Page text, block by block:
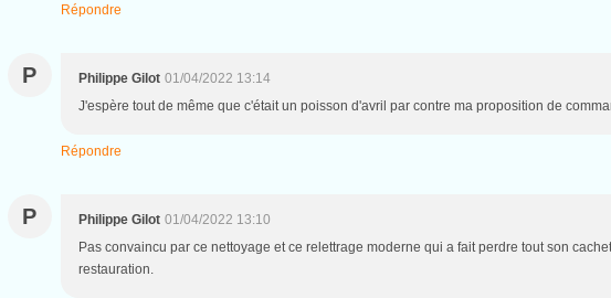
Répondre
P Philippe Gilot 01/04/2022 13:14
J'espère tout de même que c'était un poisson d'avril par contre ma proposition de
Répondre
P Philippe Gilot 01/04/2022 13:10
Pas convaincu par ce nettoyage et ce relettrage moderne qui a fait perdre tout son
restauration.